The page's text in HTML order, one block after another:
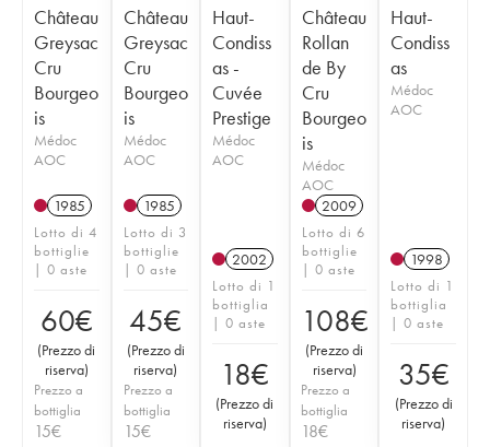
Château
Greysac
Cru
Bourgeo
is
Médoc
AOC
1985
Lotto di 4
bottiglie
| 0 aste
60€
(Prezzo di
riserva)
Prezzo a
bottiglia
15€
Château
Greysac
Cru
Bourgeo
is
Médoc
AOC
1985
Lotto di 3
bottiglie
| 0 aste
45€
(Prezzo di
riserva)
Prezzo a
bottiglia
15€
Haut-
Condiss
as -
Cuvée
Prestige
Médoc
AOC
2002
Lotto di 1
bottiglia
| 0 aste
18€
(Prezzo di
riserva)
Château
Rollan
de By
Cru
Bourgeo
is
Médoc
AOC
2009
Lotto di 6
bottiglie
| 0 aste
108€
(Prezzo di
riserva)
Prezzo a
bottiglia
18€
Haut-
Condiss
as
Médoc
AOC
1998
Lotto di 1
bottiglia
| 0 aste
35€
(Prezzo di
riserva)